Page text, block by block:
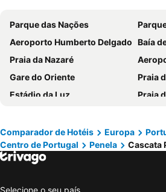
Serpins Estação Al
Quintal
Quinta Dona Iria
Quinta
Harmonia
Casa
Casa Sandra - Apartamento Carlota
Villa
Uxa Paraiso
Parque das Nações
Parque
Aeroporto Humberto Delgado Baía
Praia da Nazaré
Gare do Oriente
Praia
Estádio da Luz
Praia
Pedras Salgadas
Pena
Da Barra
Praia
Piodão -Aldeia Histórica
Praia
Comparador de Hotéis Europa
Centro de Portugal
Penela Cascata
Selecione o seu país